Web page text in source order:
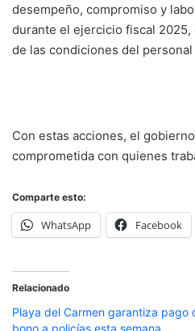
desempeño, compromiso y
durante el ejercicio fiscal
de las condiciones del
Con estas acciones, el
comprometida con quienes
Comparte esto:
WhatsApp Facebook
Relacionado
Playa del Carmen garantiza pago
bono a policías esta semana